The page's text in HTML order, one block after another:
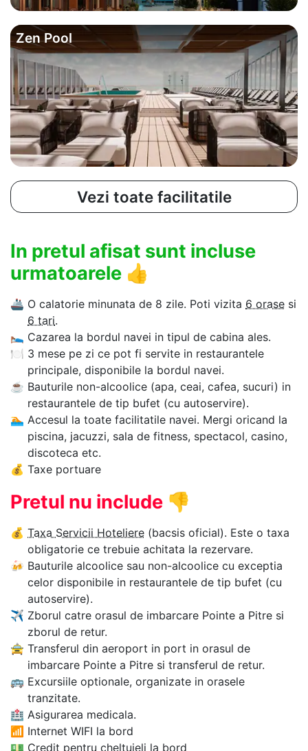
Zen Pool
Vezi toate facilitatile
In pretul afisat sunt incluse
urmatoarele 👍
🚢 O calatorie minunata de 8 zile. Poti vizita 6 orase si
6 tari.
🛌 Cazarea la bordul navei in tipul de cabina ales.
🍽 3 mese pe zi ce pot fi servite in restaurantele
principale, disponibile la bordul navei.
☕ Bauturile non-alcoolice (apa, ceai, cafea, sucuri) in
restaurantele de tip bufet (cu autoservire).
🏊‍ Accesul la toate facilitatile navei. Mergi oricand la
piscina, jacuzzi, sala de fitness, spectacol, casino,
discoteca etc.
💰 Taxe portuare
Pretul nu include 👎
💰 Taxa Servicii Hoteliere (bacsis oficial). Este o taxa
obligatorie ce trebuie achitata la rezervare.
🍻 Bauturile alcoolice sau non-alcoolice cu exceptia
celor disponibile in restaurantele de tip bufet (cu
autoservire).
✈ Zborul catre orasul de imbarcare Pointe a Pitre si
zborul de retur.
🚖 Transferul din aeroport in port in orasul de
imbarcare Pointe a Pitre si transferul de retur.
🚌 Excursiile optionale, organizate in orasele
tranzitate.
🏥 Asigurarea medicala.
📶 Internet WIFI la bord
💵 Credit pentru cheltuieli la bord